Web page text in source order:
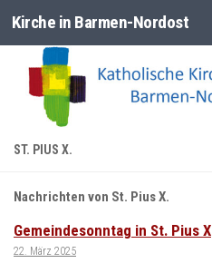
Zum Inhalt springen
Kirche in Barmen-Nordost
ST. PIUS X.
Nachrichten von St. Pius X.
Gemeindesonntag in St. Pius X
22. März 2025